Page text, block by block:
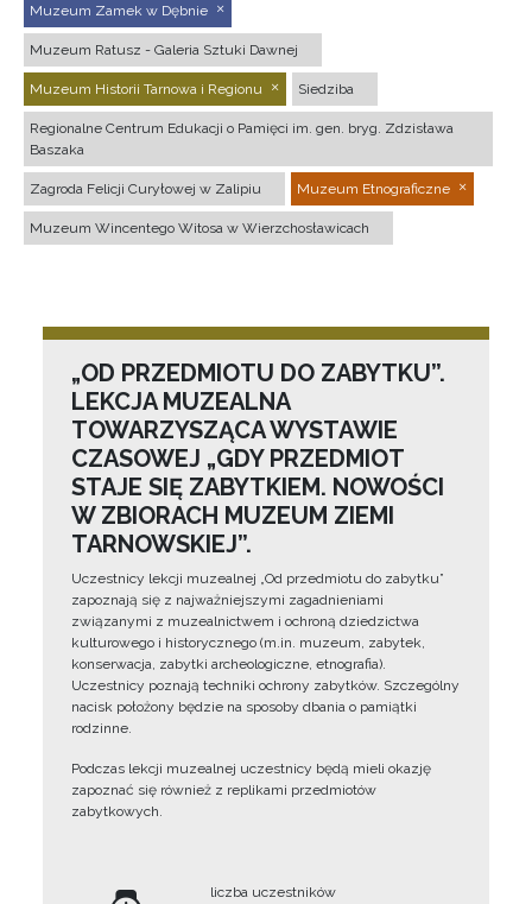
Muzeum Zamek w Dębnie
Muzeum Ratusz - Galeria Sztuki Dawnej
Muzeum Historii Tarnowa i Regionu Siedziba
Regionalne Centrum Edukacji o Pamięci im. gen. bryg. Zdzisława
Baszaka
Zagroda Felicji Curyłowej w Zalipiu Muzeum Etnograficzne
Muzeum Wincentego Witosa w Wierzchosławicach
„OD PRZEDMIOTU DO ZABYTKU”.
LEKCJA MUZEALNA
TOWARZYSZĄCA WYSTAWIE
CZASOWEJ „GDY PRZEDMIOT
STAJE SIĘ ZABYTKIEM. NOWOŚCI
W ZBIORACH MUZEUM ZIEMI
TARNOWSKIEJ”.
Uczestnicy lekcji muzealnej „Od przedmiotu do zabytku”
zapoznają się z najważniejszymi zagadnieniami
związanymi z muzealnictwem i ochroną dziedzictwa
kulturowego i historycznego (m.in. muzeum, zabytek,
konserwacja, zabytki archeologiczne, etnografia).
Uczestnicy poznają techniki ochrony zabytków. Szczególny
nacisk położony będzie na sposoby dbania o pamiątki
rodzinne.
Podczas lekcji muzealnej uczestnicy będą mieli okazję
zapoznać się również z replikami przedmiotów
zabytkowych.
liczba uczestników